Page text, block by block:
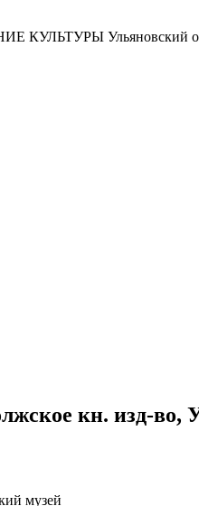
КУЛЬТУРЫ Ульяновский
кн. изд-во,
музей